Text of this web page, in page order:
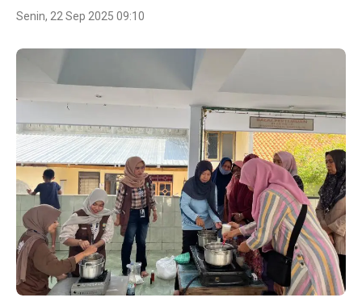
Senin, 22 Sep 2025 09:10